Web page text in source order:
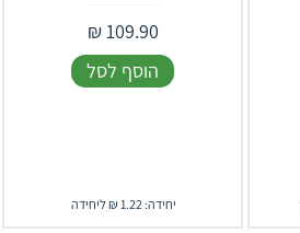
109.90
₪
הוסף לסל
יחידה: 1.22 ₪ ליחידה